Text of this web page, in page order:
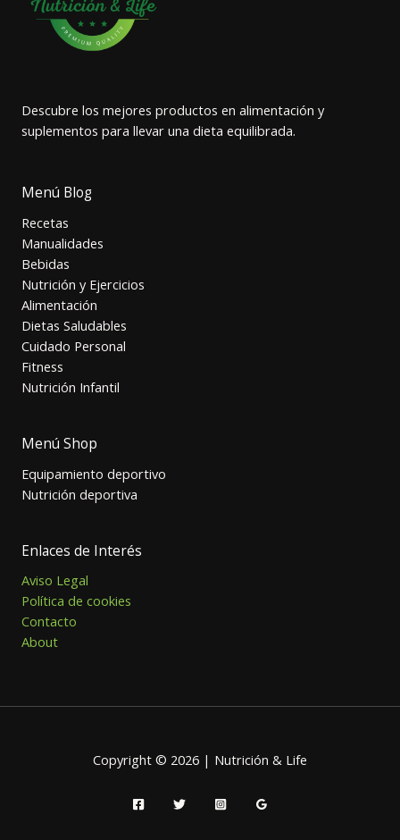
Descubre los mejores productos en alimentación y
suplementos para llevar una dieta equilibrada.
Menú Blog
Recetas
Manualidades
Bebidas
Nutrición y Ejercicios
Alimentación
Dietas Saludables
Cuidado Personal
Fitness
Nutrición Infantil
Menú Shop
Equipamiento deportivo
Nutrición deportiva
Enlaces de Interés
Aviso Legal
Política de cookies
Contacto
About
Copyright © 2026 | Nutrición & Life